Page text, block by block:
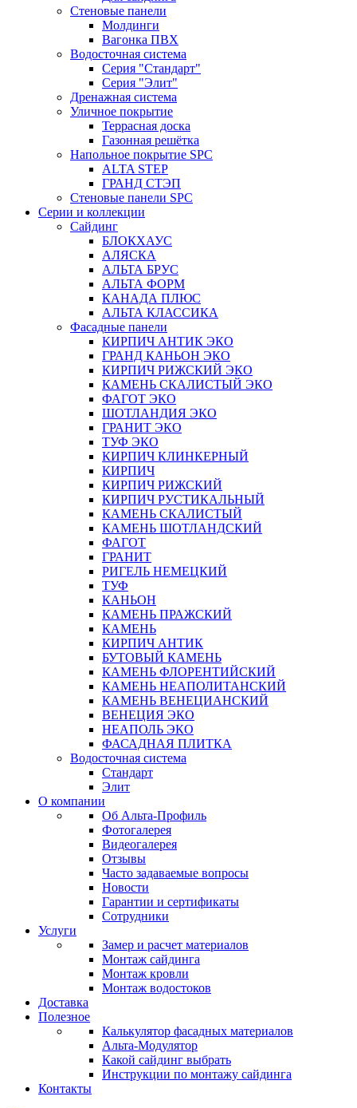
Стеновые панели
Молдинги
Вагонка ПВХ
Водосточная система
Серия "Стандарт"
Серия "Элит"
Дренажная система
Уличное покрытие
Террасная доска
Газонная решётка
Напольное покрытие SPC
ALTA STEP
ГРАНД СТЭП
Стеновые панели SPC
Серии и коллекции
Сайдинг
БЛОКХАУС
АЛЯСКА
АЛЬТА БРУС
АЛЬТА ФОРМ
КАНАДА ПЛЮС
АЛЬТА КЛАССИКА
Фасадные панели
КИРПИЧ АНТИК ЭКО
ГРАНД КАНЬОН ЭКО
КИРПИЧ РИЖСКИЙ ЭКО
КАМЕНЬ СКАЛИСТЫЙ ЭКО
ФАГОТ ЭКО
ШОТЛАНДИЯ ЭКО
ГРАНИТ ЭКО
ТУФ ЭКО
КИРПИЧ КЛИНКЕРНЫЙ
КИРПИЧ
КИРПИЧ РИЖСКИЙ
КИРПИЧ РУСТИКАЛЬНЫЙ
КАМЕНЬ СКАЛИСТЫЙ
КАМЕНЬ ШОТЛАНДСКИЙ
ФАГОТ
ГРАНИТ
РИГЕЛЬ НЕМЕЦКИЙ
ТУФ
КАНЬОН
КАМЕНЬ ПРАЖСКИЙ
КАМЕНЬ
КИРПИЧ АНТИК
БУТОВЫЙ КАМЕНЬ
КАМЕНЬ ФЛОРЕНТИЙСКИЙ
КАМЕНЬ НЕАПОЛИТАНСКИЙ
КАМЕНЬ ВЕНЕЦИАНСКИЙ
ВЕНЕЦИЯ ЭКО
НЕАПОЛЬ ЭКО
ФАСАДНАЯ ПЛИТКА
Водосточная система
Стандарт
Элит
О компании
Об Альта-Профиль
Фотогалерея
Видеогалерея
Отзывы
Часто задаваемые вопросы
Новости
Гарантии и сертификаты
Сотрудники
Услуги
Замер и расчет материалов
Монтаж сайдинга
Монтаж кровли
Монтаж водостоков
Доставка
Полезное
Калькулятор фасадных материалов
Альта-Модулятор
Какой сайдинг выбрать
Инструкции по монтажу сайдинга
Контакты